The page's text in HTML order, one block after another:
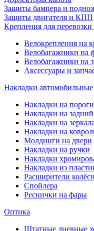
Защиты бампера и
Защиты двигателя и КПП
Крепления для перевозки
Велокрепления на
Велобагажники на
Велобагажники на
Аксессуары и
Накладки автомобильные
Накладки на пороги
Накладки на
Накладки на зеркала
Накладки на
Молдинги на двери
Накладки на ручки
Накладки
Накладки из
Расширители
Спойлера
Реснички на фары
Оптика
Штатные дневные